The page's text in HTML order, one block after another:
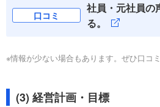
口コミ
社員・元社員の
る。
※情報が少ない場合もあります。ぜひ口コ
(3) 経営計画・目標